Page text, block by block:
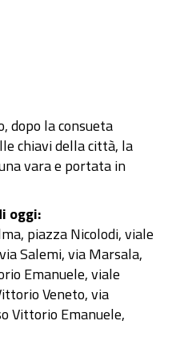
dopo la consueta
chiavi della città, la
vara e portata in
oggi:
piazza Nicolodi, viale
Salemi, via Marsala,
Emanuele, viale
Veneto, via
Vittorio Emanuele,